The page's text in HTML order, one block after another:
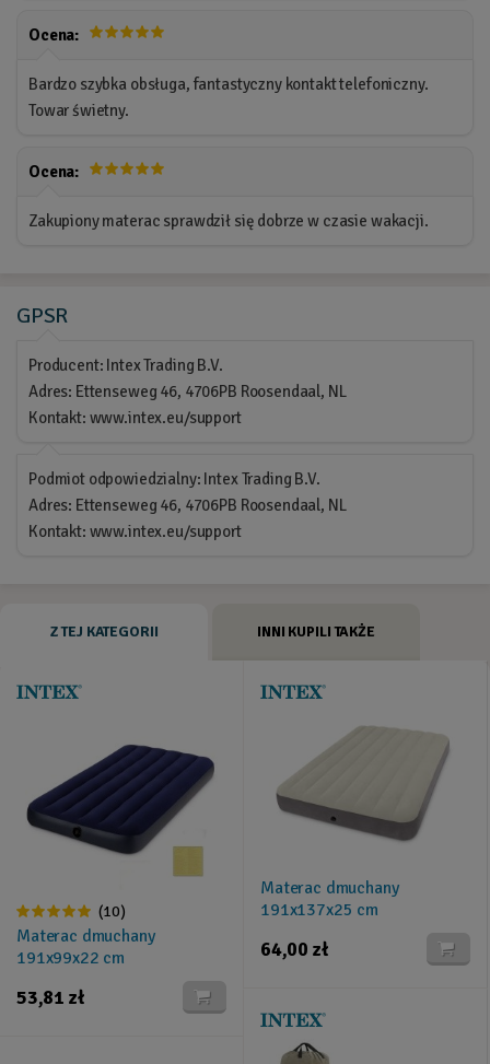
Ocena:
Bardzo szybka obsługa, fantastyczny kontakt telefoniczny.
Towar świetny.
Ocena:
Zakupiony materac sprawdził się dobrze w czasie wakacji.
GPSR
Producent: Intex Trading B.V.
Adres: Ettenseweg 46, 4706PB Roosendaal, NL
Kontakt: www.intex.eu/support
Podmiot odpowiedzialny: Intex Trading B.V.
Adres: Ettenseweg 46, 4706PB Roosendaal, NL
Kontakt: www.intex.eu/support
Z TEJ KATEGORII INNI KUPILI TAKŻE
(10)
Materac dmuchany
191x99x22 cm
53,81 zł
Materac dmuchany
191x137x25 cm
64,00 zł